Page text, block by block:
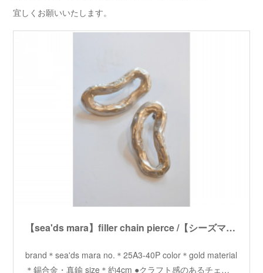
宜しくお願いいたします。
【sea'ds mara】filler chain pierce /【シーズマーラ】フィラーチェーンピアス
brand＊sea'ds mara no.＊25A3-40P color＊gold material
＊錫合金・真鍮 size＊約4cm ●クラフト感のあるチェ…